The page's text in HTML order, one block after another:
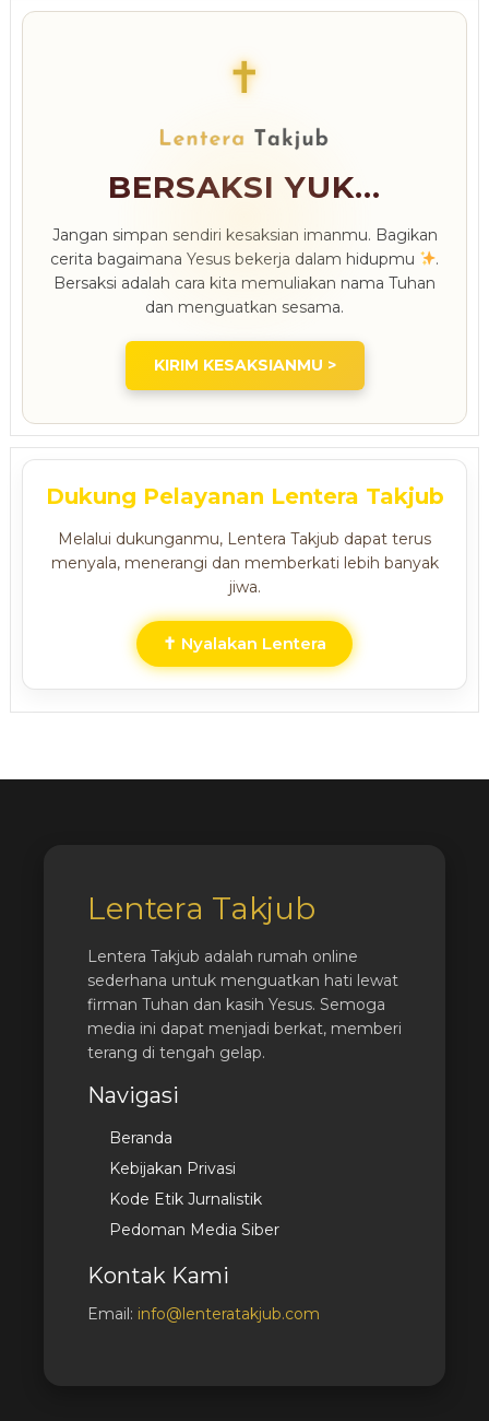
✝
BERSAKSI YUK...
Jangan simpan sendiri kesaksian imanmu. Bagikan
cerita bagaimana Yesus bekerja dalam hidupmu
.
Bersaksi adalah cara kita memuliakan nama Tuhan
dan menguatkan sesama.
KIRIM KESAKSIANMU >
Dukung Pelayanan Lentera Takjub
Melalui dukunganmu, Lentera Takjub dapat terus
menyala, menerangi dan memberkati lebih banyak
jiwa.
✝ Nyalakan Lentera
Lentera Takjub
Lentera Takjub adalah rumah online
sederhana untuk menguatkan hati lewat
firman Tuhan dan kasih Yesus. Semoga
media ini dapat menjadi berkat, memberi
terang di tengah gelap.
Navigasi
Beranda
Kebijakan Privasi
Kode Etik Jurnalistik
Pedoman Media Siber
Kontak Kami
Email: info@lenteratakjub.com